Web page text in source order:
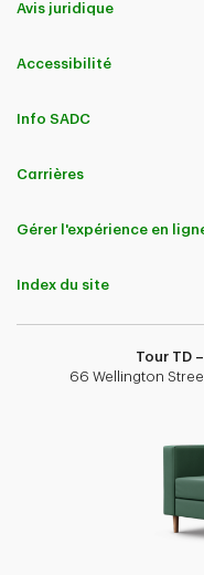
Avis juridique
Accessibilité
Info SADC
Carrières
Gérer l'expérience en
Index du site
Tour TD
66 Wellington